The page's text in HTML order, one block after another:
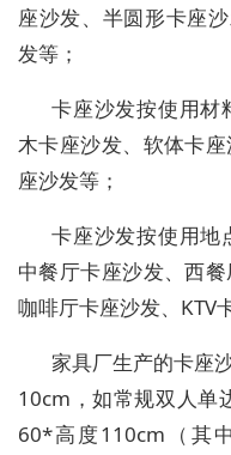
座沙发、半圆形卡座
发等；
卡座沙发按使用材
木卡座沙发、软体卡
座沙发等；
卡座沙发按使用地
中餐厅卡座沙发、西餐
咖啡厅卡座沙发、KTV
家具厂生产的卡座
10cm，如常规双人单
60*高度110cm（其